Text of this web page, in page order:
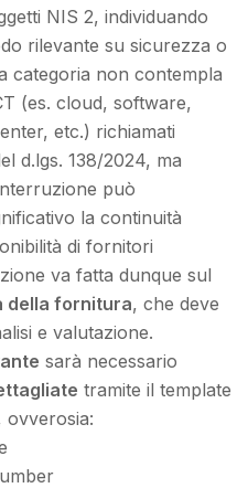
NIS 2, individuando
rilevante su sicurezza o
categoria non contempla
(es. cloud, software,
etc.) richiamati
d.lgs. 138/2024, ma
può
la continuità
di fornitori
va fatta dunque sul
della fornitura, che deve
e valutazione.
sarà necessario
tramite il template
ovverosia: